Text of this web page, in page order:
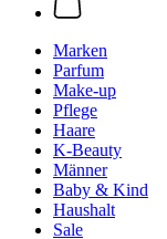
Marken
Parfum
Make-up
Pflege
Haare
K-Beauty
Männer
Baby & Kind
Haushalt
Sale